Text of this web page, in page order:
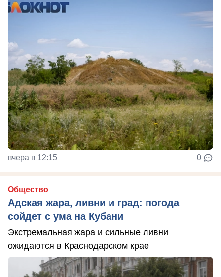
вчера в 12:15 0
Общество
Адская жара, ливни и град: погода
сойдет с ума на Кубани
Экстремальная жара и сильные ливни
ожидаются в Краснодарском крае